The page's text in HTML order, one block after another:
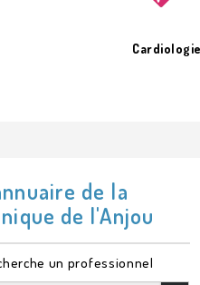
de la
de l'Anjou
un professionnel